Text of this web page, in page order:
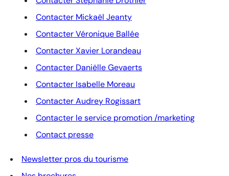
Contacter Mickaël Jeanty
Contacter Véronique Ballée
Contacter Xavier Lorandeau
Contacter Daniëlle Gevaerts
Contacter Isabelle Moreau
Contacter Audrey Rogissart
Contacter le service promotion /marketing
Contact presse
Newsletter pros du tourisme